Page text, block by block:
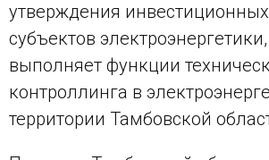
утверждения
субъектов
выполняет функции
контроллинга в
территории Тамбовской